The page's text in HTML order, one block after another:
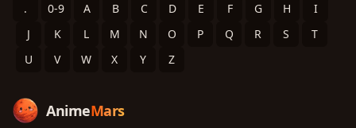
. 0-9 A B C D E F G H
I
J
K L M N O P Q R S
T
U
V W X Y Z
AnimeMars